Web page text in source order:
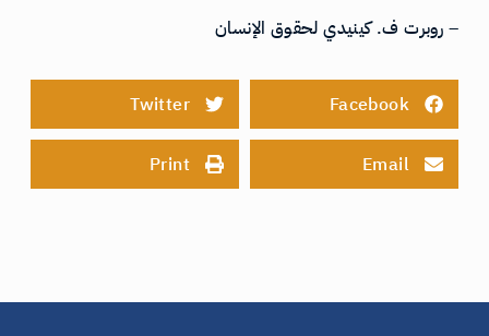
– روبرت ف. كينيدي لحقوق الإنسان
Facebook
Twitter
Email
Print